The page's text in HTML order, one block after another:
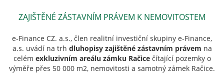
ZAJIŠTĚNÉ ZÁSTAVNÍM PRÁVEM K NEMOVITOSTEM
e-Finance CZ. a.s., člen realitní investiční skupiny e-Finance,
a.s. uvádí na trh dluhopisy zajištěné zástavním právem na
celém exkluzivním areálu zámku Račicečítající pozemky o
výměře přes 50 000 m2, nemovitosti a samotný zámek Račice.